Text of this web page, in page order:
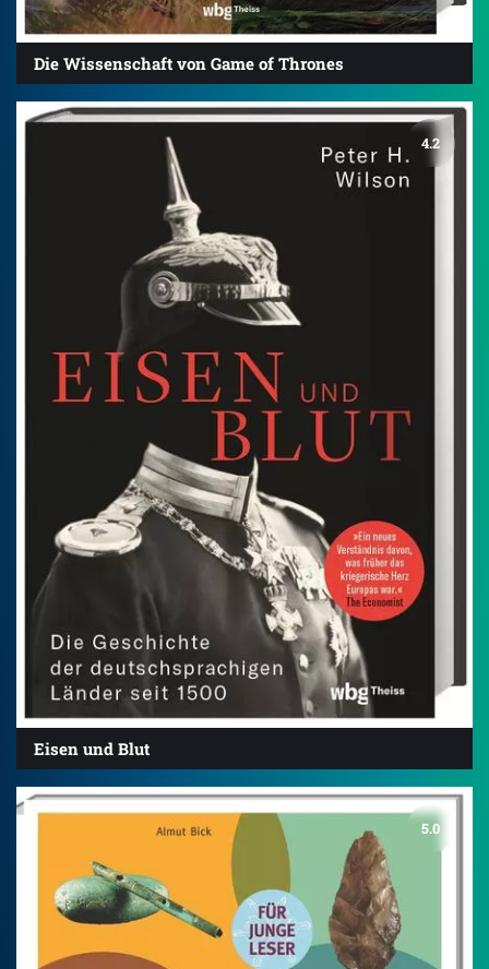
Die Wissenschaft von Game of Thrones
4.2
Eisen und Blut
5.0